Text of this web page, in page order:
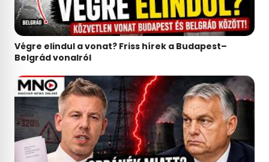
Végre elindul a vonat? Friss hírek a Budapest–
Belgrád vonalról